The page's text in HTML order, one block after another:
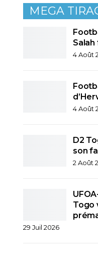
MEGA
4 Août
4 Août
D2
son
2 Août
Togo
29 Juil 2026